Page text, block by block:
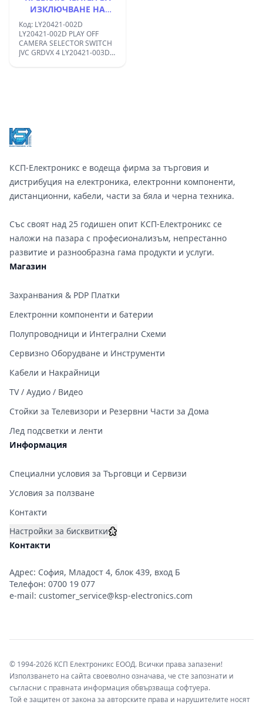
ИЗКЛЮЧВАНЕ НА
КАМЕРА JVC GRDVX 4
Код: LY20421-002D
LY20421-002D PLAY OFF
CAMERA SELECTOR SWITCH
JVC GRDVX 4 LY20421-003D
КСП-Електроникс е водеща фирма за търговия и
дистрибуция на електроника, електронни компоненти,
дистанционни, кабели, части за бяла и черна техника.
Със своят над 25 годишен опит КСП-Електроникс се
наложи на пазара с професионализъм, непрестанно
развитие и разнообразна гама продукти и услуги.
Магазин
Захранвания & PDP Платки
Електронни компоненти и батерии
Полупроводници и Интегрални Схеми
Сервизно Оборудване и Инструменти
Кабели и Накрайници
TV / Аудио / Видео
Стойки за Телевизори и Резервни Части за Дома
Лед подсветки и ленти
Информация
Специални условия за Търговци и Сервизи
Условия за ползване
Контакти
Настройки за бисквитки
Контакти
Адрес: София, Младост 4, блок 439, вход Б
Телефон: 0700 19 077
e-mail: customer_service@ksp-electronics.com
© 1994-2026 КСП Електроникс ЕООД. Всички права запазени!
Използването на сайта своеволно означава, че сте запознати и
съгласни с правната информация обвързваща софтуера.
Той е защитен от закона за авторските права и нарушителите носят